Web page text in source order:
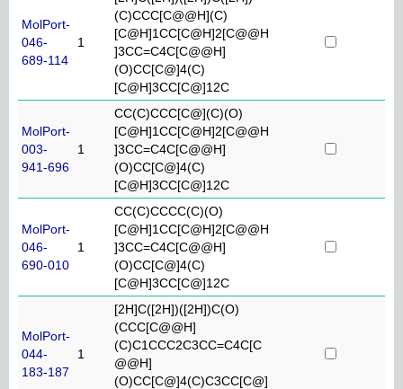
MolPort-
046-
689-114
1
(C)CCC[C@@H](C)
[C@H]1CC[C@H]2[C@@H
]3CC=C4C[C@@H]
(O)CC[C@]4(C)
[C@H]3CC[C@]12C
MolPort-
003-
941-696
1
CC(C)CCC[C@](C)(O)
[C@H]1CC[C@H]2[C@@H
]3CC=C4C[C@@H]
(O)CC[C@]4(C)
[C@H]3CC[C@]12C
MolPort-
046-
690-010
1
CC(C)CCCC(C)(O)
[C@H]1CC[C@H]2[C@@H
]3CC=C4C[C@@H]
(O)CC[C@]4(C)
[C@H]3CC[C@]12C
MolPort-
044-
183-187
1
[2H]C([2H])([2H])C(O)
(CCC[C@@H]
(C)C1CCC2C3CC=C4C[C
@@H]
(O)CC[C@]4(C)C3CC[C@]